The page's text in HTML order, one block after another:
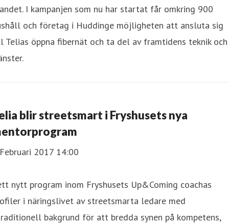
I kampanjen som nu har startat får omkring 900
och företag i Huddinge möjligheten att ansluta sig
Telias öppna fibernät och ta del av framtidens teknik och
blir streetsmart i Fryshusets nya
2017 14:00
nytt program inom Fryshusets Up&Coming coachas
i näringslivet av streetsmarta ledare med
bakgrund för att bredda synen på kompetens,